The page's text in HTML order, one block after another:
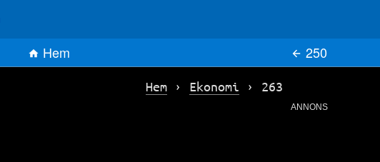
Hem › Ekonomi › 263
ANNONS
Hem 250